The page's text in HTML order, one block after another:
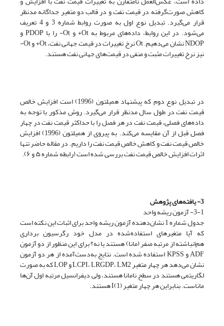
کاهش صورت‌گرفته در قیمت نفت و در قالب دو متغیر جداگانه مد‌نظر
قرار می‌گیرد. تبدیل نوع اول به صورت روابط شماره 3 و 4 تعریف
می‌شود. در این روابط، داده‌های مربوط به Ot+ و Ot- را با PDOP‌ و
NDOP‌ نشان می‌دهیم. Ot نرخ تغییرات در قیمت جهانی نفت، Ot+ و Ot-
نیز نرخ تغییرات مثبت و منفی در قیمت‌های جهانی نفت هستند.
در تبدیل نوع دوم که پیشنهاد همیلتون (1996) است افزایش خالص
قیمت نفت در طول سال مد‌نظر قرار می‌گیرد. روش مذکور با توجه به
داده‌های فصلی، قیمت نفت در هر فصل را با حداکثر قیمت نفت در چهار
فصل قبل از آن مقایسه می‌کند. به پیروی از همیلتون (1996) افزایش
خالص قیمت نفت و کاهش خالص قیمت نفت را داریم. در مقاله حاضر تنها
اثرات افزایش خالص قیمت نفت بررسی شده است (رابطه شماره ۵ و ۶).
3- یافته‌های پژوهش
3-1- آزمون ریشه واحد
جدول شماره 1 نشان‌دهنده آزمون ریشه واحد برای اثبات این نکته است
که آیا متغیرهای استفاده‌شده در مدل خود رگرسیون برداری
هم‌انباشته از مرتبه صفر (مانا) هستند یا نه؟ برای این منظور از دو آزمون
ADF‌ و KPSS‌ استفاده شده است. نتایج به‌دست‌آمده از هر دو آزمون
نشان می‌دهد هر چهار متغیر LCPI، LRGDP، LM2 و LOP که به صورت
لگاریتمی هستند در سطح نامانا هستند، ولی دیفرانسیل مرتبه اول آن‌ها
ماناست. بنابراین هر چهار متغیر (1)I هستند.